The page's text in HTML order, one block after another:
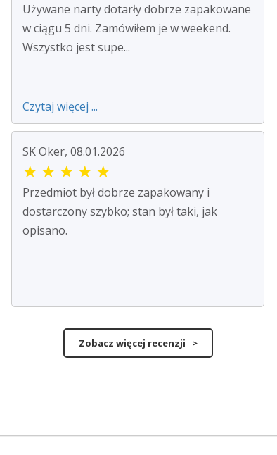
Używane narty dotarły dobrze zapakowane
w ciągu 5 dni. Zamówiłem je w weekend.
Wszystko jest supe...
Czytaj więcej ...
SK Oker, 08.01.2026
★ ★ ★ ★ ★
Przedmiot był dobrze zapakowany i
dostarczony szybko; stan był taki, jak
opisano.
Zobacz więcej recenzji >